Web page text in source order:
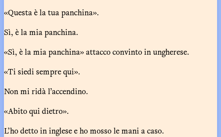
«Questa è la tua panchina».
Sì, è la mia panchina.
«Sì, è la mia panchina» attacco convinto in ungherese.
«Ti siedi sempre qui».
Non mi ridà l’accendino.
«Abito qui dietro».
L’ho detto in inglese e ho mosso le mani a caso.